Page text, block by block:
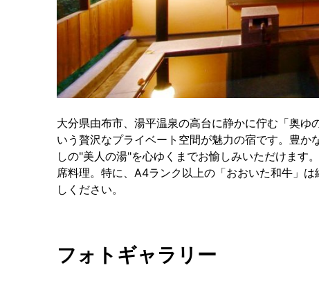
大分県由布市、湯平温泉の高台に静かに佇む「奥
いう贅沢なプライベート空間が魅力の宿です。豊
しの"美人の湯"を心ゆくまでお愉しみいただけます
席料理。特に、A4ランク以上の「おおいた和牛」
しください。
フォトギャラリー